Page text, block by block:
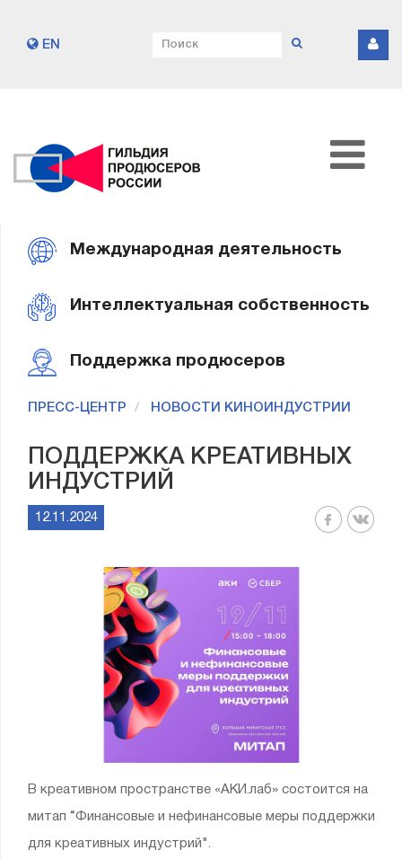
EN
Международная деятельность
Интеллектуальная собственность
Поддержка продюсеров
ПРЕСС-ЦЕНТР НОВОСТИ КИНОИНДУСТРИИ
ПОДДЕРЖКА КРЕАТИВНЫХ
ИНДУСТРИЙ
12.11.2024
В креативном пространстве «АКИ.лаб» состоится на
митап “Финансовые и нефинансовые меры поддержки
для креативных индустрий".